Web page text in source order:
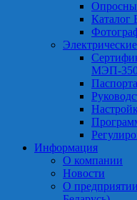
Каталог
МЭП-
Информация
О компании
Новости
О